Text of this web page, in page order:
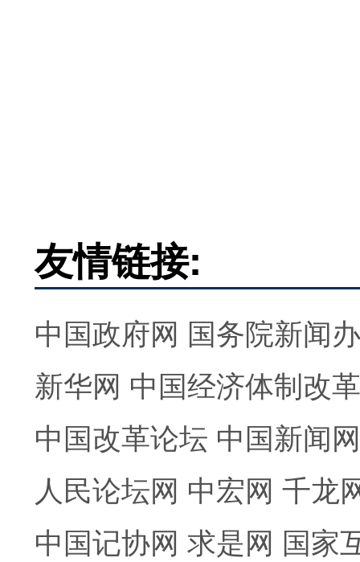
友情链接:
中国政府网 国务院新闻
新华网 中国经济体制改
中国改革论坛 中国新闻网
人民论坛网 中宏网 千龙
中国记协网 求是网 国家